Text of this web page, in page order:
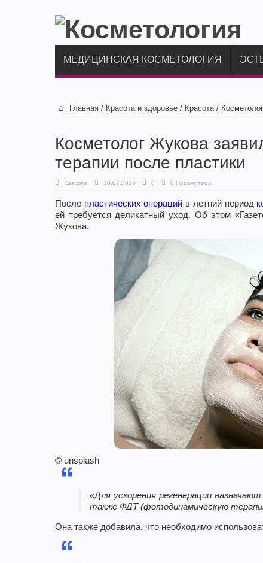
МЕДИЦИНСКАЯ КОСМЕТОЛОГИЯ
Главная / Красота и здоровье / Красота /
Косметолог Жукова
терапии после пластики
Красота 18.07.2025 0 8 Просмотров
После пластических операций в летний период
ей требуется деликатный уход. Об этом
Жукова.
© unsplash
«Для ускорения регенерации
также ФДТ (фотодинамическую
Она также добавила, что необходимо